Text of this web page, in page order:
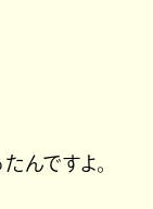
んですよ。